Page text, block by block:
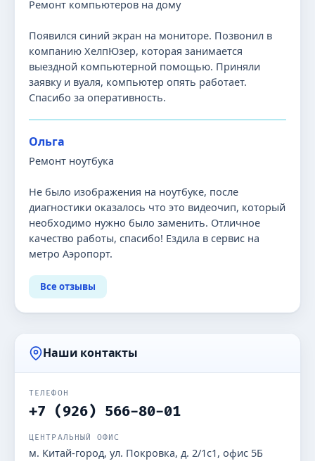
Ремонт компьютеров на дому
Появился синий экран на мониторе. Позвонил в
компанию ХелпЮзер, которая занимается
выездной компьютерной помощью. Приняли
заявку и вуаля, компьютер опять работает.
Спасибо за оперативность.
Ольга
Ремонт ноутбука
Не было изображения на ноутбуке, после
диагностики оказалось что это видеочип, который
необходимо нужно было заменить. Отличное
качество работы, спасибо! Ездила в сервис на
метро Аэропорт.
Все отзывы
Наши контакты
ТЕЛЕФОН
+7 (926) 566-80-01
ЦЕНТРАЛЬНЫЙ ОФИС
м. Китай-город, ул. Покровка, д. 2/1с1, офис 5Б